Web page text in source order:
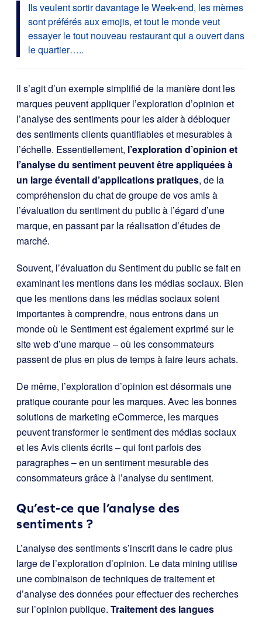
Ils veulent sortir davantage le Week-end, les mèmes
sont préférés aux emojis, et tout le monde veut
essayer le tout nouveau restaurant qui a ouvert dans
le quartier…..
Il s’agit d’un exemple simplifié de la manière dont les
marques peuvent appliquer l’exploration d’opinion et
l’analyse des sentiments pour les aider à débloquer
des sentiments clients quantifiables et mesurables à
l’échelle. Essentiellement, l’exploration d’opinion et
l’analyse du sentiment peuvent être appliquées à
un large éventail d’applications pratiques, de la
compréhension du chat de groupe de vos amis à
l’évaluation du sentiment du public à l’égard d’une
marque, en passant par la réalisation d’études de
marché.
Souvent, l’évaluation du Sentiment du public se fait en
examinant les mentions dans les médias sociaux. Bien
que les mentions dans les médias sociaux soient
importantes à comprendre, nous entrons dans un
monde où le Sentiment est également exprimé sur le
site web d’une marque – où les consommateurs
passent de plus en plus de temps à faire leurs achats.
De même, l’exploration d’opinion est désormais une
pratique courante pour les marques. Avec les bonnes
solutions de marketing eCommerce, les marques
peuvent transformer le sentiment des médias sociaux
et les Avis clients écrits – qui font parfois des
paragraphes – en un sentiment mesurable des
consommateurs grâce à l’analyse du sentiment.
Qu’est-ce que l’analyse des
sentiments ?
L’analyse des sentiments s’inscrit dans le cadre plus
large de l’exploration d’opinion. Le data mining utilise
une combinaison de techniques de traitement et
d’analyse des données pour effectuer des recherches
sur l’opinion publique. Traitement des langues